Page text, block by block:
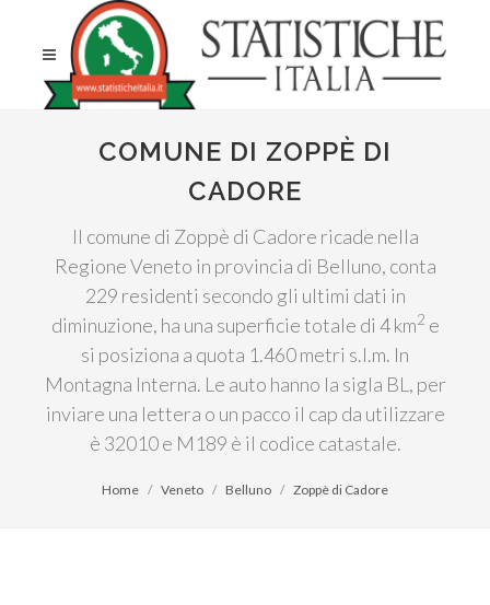
COMUNE DI ZOPPÈ DI
CADORE
Il comune di Zoppè di Cadore ricade nella
Regione Veneto in provincia di Belluno, conta
229 residenti secondo gli ultimi dati in
diminuzione, ha una superficie totale di 4 km2 e
si posiziona a quota 1.460 metri s.l.m. In
Montagna Interna. Le auto hanno la sigla BL, per
inviare una lettera o un pacco il cap da utilizzare
è 32010 e M189 è il codice catastale.
Home Veneto Belluno Zoppè di Cadore